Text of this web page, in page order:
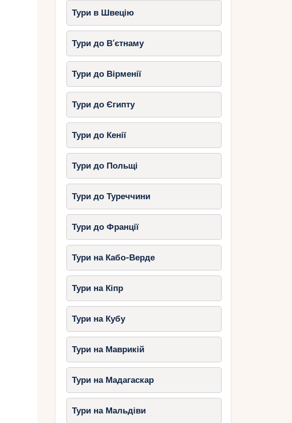
Тури в Швецію
Тури до В’єтнаму
Тури до Вірменії
Тури до Єгипту
Тури до Кенії
Тури до Польщі
Тури до Туреччини
Тури до Франції
Тури на Кабо-Верде
Тури на Кіпр
Тури на Кубу
Тури на Маврикій
Тури на Мадагаскар
Тури на Мальдіви